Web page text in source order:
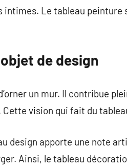
intimes. Le tableau
de design
un mur. Il contribue
Cette vision qui fait du
design apporte une note
Ainsi, le tableau